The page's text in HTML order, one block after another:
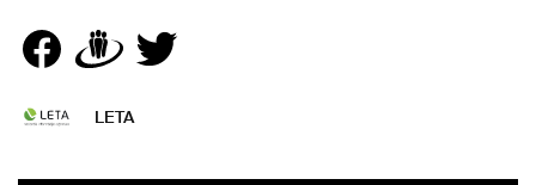
LETA